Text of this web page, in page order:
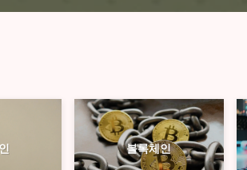
블록체인